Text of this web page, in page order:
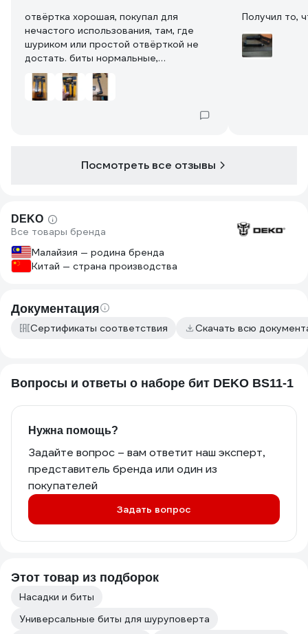
отвёртка хорошая, покупал для
нечастого использования, там, где
шуриком или простой отвёрткой не
достать. биты нормальные,
использовал PH2, пока живая.
Получил то,
Посмотреть все отзывы
DEKO
Все товары бренда
Малайзия — родина бренда
Китай — страна производства
Документация
Сертификаты соответствия Скачать всю
Вопросы и ответы о наборе бит DEKO BS11-1
Нужна помощь?
Задайте вопрос – вам ответит наш эксперт,
представитель бренда или один из
покупателей
Задать вопрос
Этот товар из подборок
Насадки и биты
Универсальные биты для шуруповерта